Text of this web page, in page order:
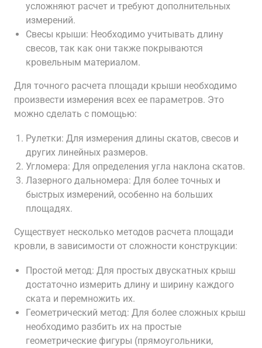
усложняют расчет и требуют дополнительных
измерений.
Свесы крыши: Необходимо учитывать длину
свесов, так как они также покрываются
кровельным материалом.
Для точного расчета площади крыши необходимо
произвести измерения всех ее параметров. Это
можно сделать с помощью:
Рулетки: Для измерения длины скатов, свесов и
других линейных размеров.
Угломера: Для определения угла наклона скатов.
Лазерного дальномера: Для более точных и
быстрых измерений, особенно на больших
площадях.
Существует несколько методов расчета площади
кровли, в зависимости от сложности конструкции:
Простой метод: Для простых двускатных крыш
достаточно измерить длину и ширину каждого
ската и перемножить их.
Геометрический метод: Для более сложных крыш
необходимо разбить их на простые
геометрические фигуры (прямоугольники,